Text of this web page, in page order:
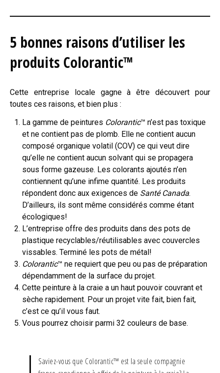
5 bonnes raisons d’utiliser les
produits Colorantic™
Cette entreprise locale gagne à être découvert pour
toutes ces raisons, et bien plus :
La gamme de peintures Colorantic™ n’est pas toxique
et ne contient pas de plomb. Elle ne contient aucun
composé organique volatil (COV) ce qui veut dire
qu’elle ne contient aucun solvant qui se propagera
sous forme gazeuse. Les colorants ajoutés n’en
contiennent qu’une infime quantité. Les produits
répondent donc aux exigences de Santé Canada.
D’ailleurs, ils sont même considérés comme étant
écologiques!
L’entreprise offre des produits dans des pots de
plastique recyclables/réutilisables avec couvercles
vissables. Terminé les pots de métal!
Colorantic™ ne requiert que peu ou pas de préparation
dépendamment de la surface du projet.
Cette peinture à la craie a un haut pouvoir couvrant et
sèche rapidement. Pour un projet vite fait, bien fait,
c’est ce qu’il vous faut.
Vous pourrez choisir parmi 32 couleurs de base.
Saviez-vous que Colorantic™ est la seule compagnie